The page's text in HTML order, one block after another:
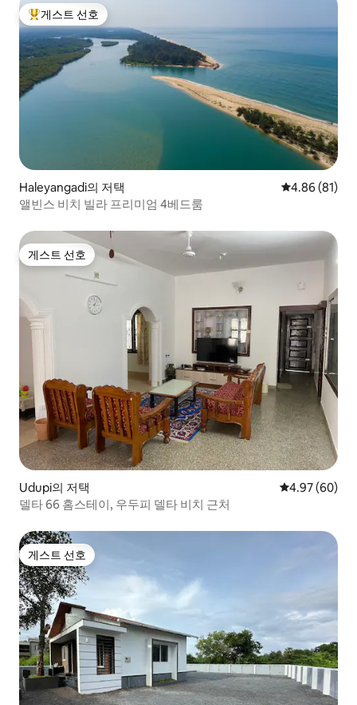
상위 게스트 선호
게스트 선호
Haleyangadi의 저택 평점 4.86점(5
4.86 (81)
앨빈스 비치 빌라 프리미엄 4베드룸
게스트 선호
게스트 선호
Udupi의 저택 평점 4.97점(5
4.97 (60)
델타 66 홈스테이, 우두피 델타 비치 근처
게스트 선호
게스트 선호